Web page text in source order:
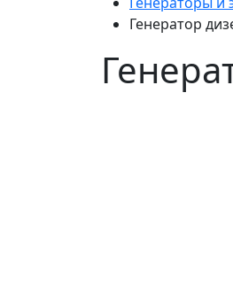
Генератор